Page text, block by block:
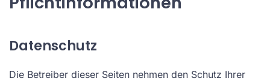
Datenschutz
Die Betreiber dieser Seiten nehmen den Schutz Ihrer